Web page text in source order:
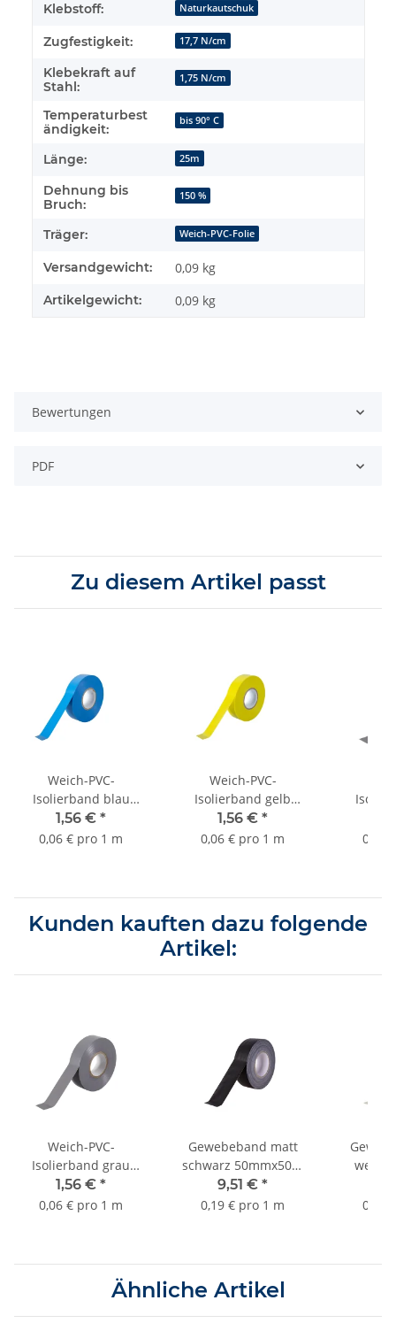
Klebstoff: Naturkautschuk
Zugfestigkeit: 17,7 N/cm
Klebekraft auf
Stahl:
1,75 N/cm
Temperaturbest
ändigkeit:
bis 90° C
Länge: 25m
Dehnung bis
Bruch:
150 %
Träger: Weich-PVC-Folie
Versandgewicht: 0,09 kg
Artikelgewicht: 0,09 kg
Bewertungen
PDF
Zu diesem Artikel passt
Weich-PVC-
Isolierband blau
19mmx25m Sorte
K427
1,56 € *
0,06 € pro 1 m
Weich-PVC-
Isolierband gelb
19mmx25m Sorte
K427
1,56 € *
0,06 € pro 1 m
0,06
Kunden kauften dazu folgende
Artikel:
Weich-PVC-
Isolierband grau
19mmx25m Sorte
K427
1,56 € *
0,06 € pro 1 m
Gewebeband matt
schwarz 50mmx50m
Sorte K381
9,51 € *
0,19 € pro 1 m
weiß
0,19
Ähnliche Artikel